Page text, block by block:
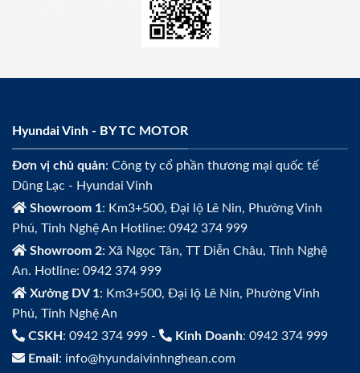
Hyundai Vinh - BY TC MOTOR
Đơn vị chủ quản: Công ty cổ phần thương mại quốc tế
Dũng Lạc - Hyundai Vinh
Showroom 1: Km3+500, Đại lộ Lê Nin, Phường Vinh
Phú, Tỉnh Nghệ An Hotline: 0942 374 999
Showroom 2: Xã Ngọc Tân, TT Diễn Châu, Tỉnh Nghệ
An. Hotline: 0942 374 999
Xưởng DV 1: Km3+500, Đại lộ Lê Nin, Phường Vinh
Phú, Tỉnh Nghệ An
CSKH : 0942 374 999 - Kinh Doanh: 0942 374 999
Email : info@hyundaivinhnghean.com